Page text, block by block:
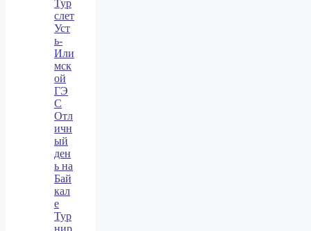
Тур
слет
Уст
ь-
Или
мск
ой
ГЭ
С
Отл
ичн
ый
ден
ь на
Бай
кал
е
Тур
нир